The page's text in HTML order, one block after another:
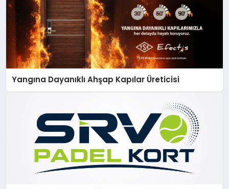
Yangına Dayanıklı Ahşap Kapılar Üreticisi